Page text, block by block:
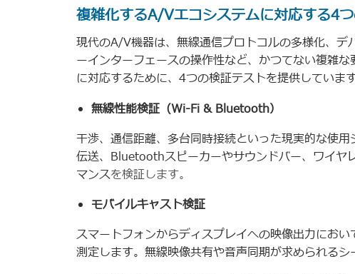
複雑化するA/Vエコシステムに対応する4
現代のA/V機器は、無線通信プロトコルの多様化、
ーインターフェースの操作性など、かつてない複雑
に対応するために、4つの検証テストを提供しています
無線性能検証（Wi-Fi & Bluetooth）
干渉、通信距離、多台同時接続といった現実的な使
伝送、Bluetoothスピーカーやサウンドバー、ワイヤ
マンスを検証します。
モバイルキャスト検証
スマートフォンからディスプレイへの映像出力にお
測定します。無線映像共有や音声同期が求められるシ